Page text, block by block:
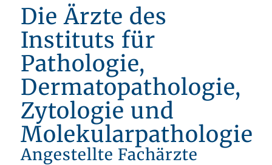
Die Ärzte des
Instituts für
Pathologie,
Dermatopathologie,
Zytologie und
Molekularpathologie
Angestellte Fachärzte